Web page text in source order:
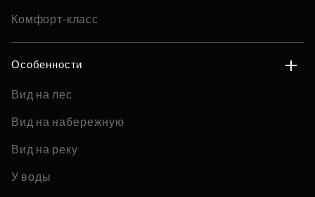
Комфорт-класс
Особенности
Вид на лес
Вид на набережную
Вид на реку
У воды